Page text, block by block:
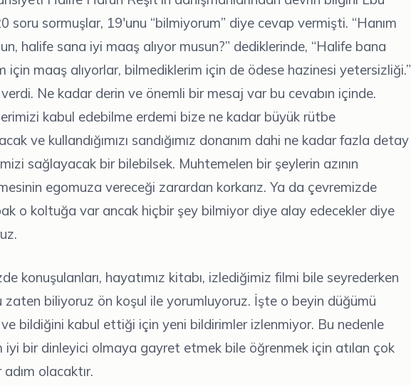
soru sormuşlar, 19'unu “bilmiyorum” diye cevap vermişti. “Hanım
halife sana iyi maaş alıyor musun?” dediklerinde, “Halife bana
için maaş alıyorlar, bilmediklerim için de ödese hazinesi yetersizliği.”
verdi. Ne kadar derin ve önemli bir mesaj var bu cevabın içinde.
kabul edebilme erdemi bize ne kadar büyük rütbe
ve kullandığımızı sandığımız donanım dahi ne kadar fazla detay
sağlayacak bir bilebilsek. Muhtemelen bir şeylerin azının
egomuza vereceği zarardan korkarız. Ya da çevremizde
o koltuğa var ancak hiçbir şey bilmiyor diye alay edecekler diye
konuşulanları, hayatımız kitabı, izlediğimiz filmi bile seyrederken
zaten biliyoruz ön koşul ile yorumluyoruz. İşte o beyin düğümü
bildiğini kabul ettiği için yeni bildirimler izlenmiyor. Bu nedenle
iyi bir dinleyici olmaya gayret etmek bile öğrenmek için atılan çok
olacaktır.